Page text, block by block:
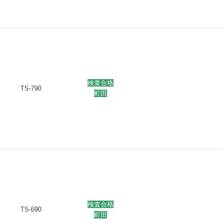
TS-790
検査合格
町田
TS-690
検査合格
町田